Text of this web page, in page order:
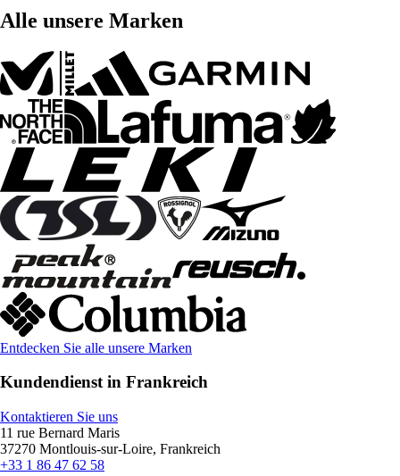
Alle unsere Marken
Entdecken Sie alle unsere Marken
Kundendienst in Frankreich
Kontaktieren Sie uns
11 rue Bernard Maris
37270 Montlouis-sur-Loire, Frankreich
+33 1 86 47 62 58